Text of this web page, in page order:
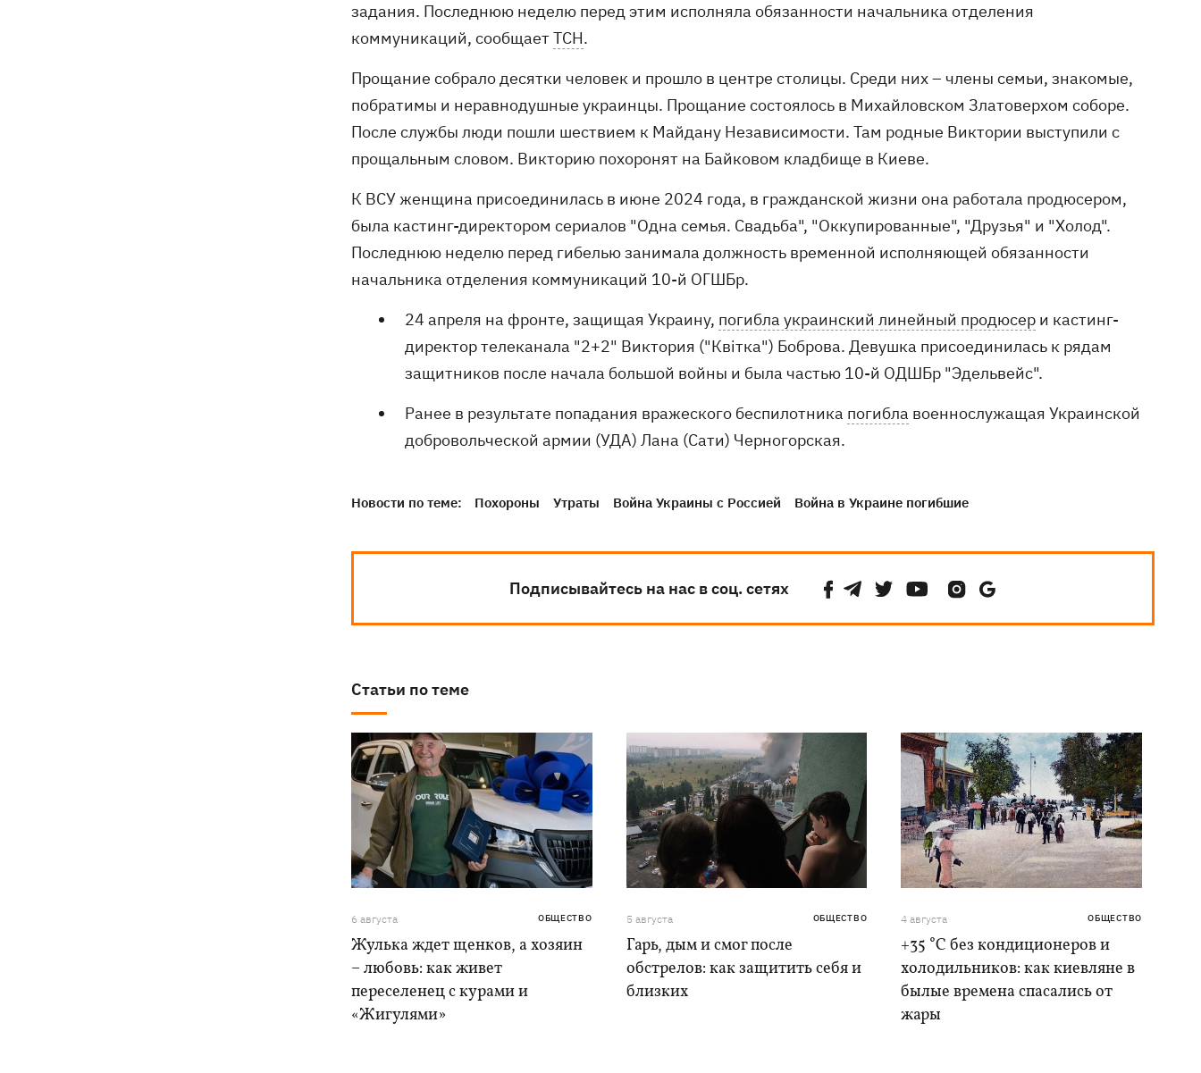
задания. Последнюю неделю перед этим исполняла обязанности начальника отделения
коммуникаций, сообщаетТСН.
Прощание собрало десятки человек и прошло в центре столицы. Среди них – члены семьи, знакомые,
побратимы и неравнодушные украинцы. Прощание состоялось в Михайловском Златоверхом соборе.
После службы люди пошли шествием к Майдану Независимости. Там родные Виктории выступили с
прощальным словом. Викторию похоронят на Байковом кладбище в Киеве.
К ВСУ женщина присоединилась в июне 2024 года, в гражданской жизни она работала продюсером,
была кастинг-директором сериалов "Одна семья. Свадьба", "Оккупированные", "Друзья" и "Холод".
Последнюю неделю перед гибелью занимала должность временной исполняющей обязанности
начальника отделения коммуникаций 10-й ОГШБр.
24 апреля на фронте, защищая Украину, погибла украинский линейный продюсер и кастинг-
директор телеканала "2+2" Виктория ("Квітка") Боброва. Девушка присоединилась к рядам
защитников после начала большой войны и была частью 10-й ОДШБр "Эдельвейс".
Ранее в результате попадания вражеского беспилотника погибла военнослужащая Украинской
добровольческой армии (УДА) Лана (Сати) Черногорская.
Новости по теме: Похороны Утраты Война Украины с Россией Война в Украине погибшие
Подписывайтесь на нас в соц. сетях
Статьи по теме
6 августа ОБЩЕСТВО
Жулька ждет щенков, а хозяин
– любовь: как живет
переселенец с курами и
«Жигулями»
5 августа ОБЩЕСТВО
Гарь, дым и смог после
обстрелов: как защитить себя и
близких
4 августа ОБЩЕСТВО
+35 °C без кондиционеров и
холодильников: как киевляне в
былые времена спасались от
жары